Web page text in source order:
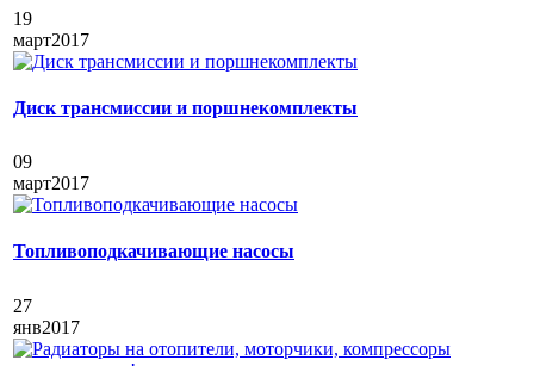
19
март2017
Диск трансмиссии и поршнекомплекты
09
март2017
Топливоподкачивающие насосы
27
янв2017